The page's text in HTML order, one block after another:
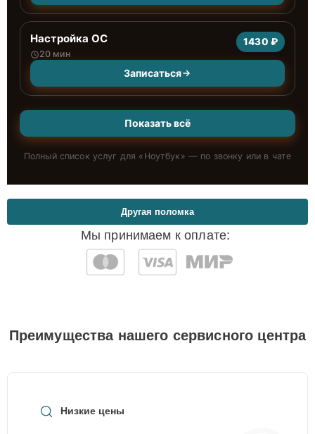
Настройка ОС
20 мин
1430 ₽
Записаться
Показать всё
Полный список услуг для « Ноутбук » — по звонку или в чате
Мы принимаем к оплате:
Другая поломка
Преимущества нашего сервисного центра
Низкие цены